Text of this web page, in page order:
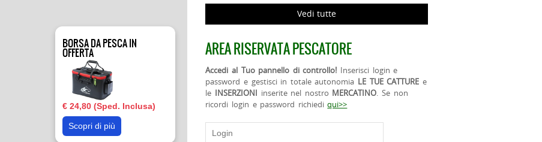
BORSA DA PESCA IN
OFFERTA
€ 24,80 (Sped. Inclusa)
Scopri di più
Vedi tutte
AREA RISERVATA PESCATORE
Accedi al Tuo pannello di controllo! Inserisci login e
password e gestisci in totale autonomia LE TUE CATTURE e
le INSERZIONI inserite nel nostro MERCATINO. Se non
ricordi login e password richiediqui>>